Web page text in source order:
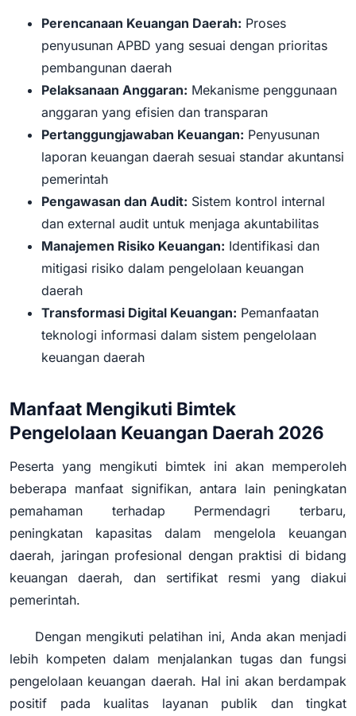
Perencanaan Keuangan Daerah: Proses
penyusunan APBD yang sesuai dengan prioritas
pembangunan daerah
Pelaksanaan Anggaran: Mekanisme penggunaan
anggaran yang efisien dan transparan
Pertanggungjawaban Keuangan: Penyusunan
laporan keuangan daerah sesuai standar akuntansi
pemerintah
Pengawasan dan Audit: Sistem kontrol internal
dan external audit untuk menjaga akuntabilitas
Manajemen Risiko Keuangan: Identifikasi dan
mitigasi risiko dalam pengelolaan keuangan
daerah
Transformasi Digital Keuangan: Pemanfaatan
teknologi informasi dalam sistem pengelolaan
keuangan daerah
Manfaat Mengikuti Bimtek
Pengelolaan Keuangan Daerah 2026
Peserta yang mengikuti bimtek ini akan memperoleh
beberapa manfaat signifikan, antara lain peningkatan
pemahaman terhadap Permendagri terbaru,
peningkatan kapasitas dalam mengelola keuangan
daerah, jaringan profesional dengan praktisi di bidang
keuangan daerah, dan sertifikat resmi yang diakui
pemerintah.
Dengan mengikuti pelatihan ini, Anda akan menjadi
lebih kompeten dalam menjalankan tugas dan fungsi
pengelolaan keuangan daerah. Hal ini akan berdampak
positif pada kualitas layanan publik dan tingkat